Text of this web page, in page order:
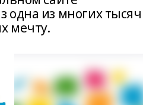
одна из многих тысяч
мечту.